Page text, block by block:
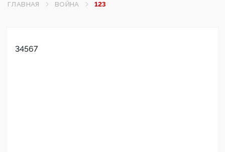
ГЛАВНАЯ ВОЙНА 123
34567